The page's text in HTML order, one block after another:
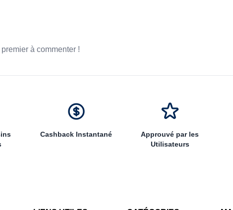
à commenter !
Cashback Instantané
Approuvé par les
Utilisateurs